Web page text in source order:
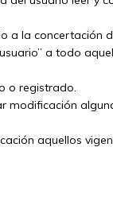
a la concertación
a todo
o registrado.
modificación
aquellos